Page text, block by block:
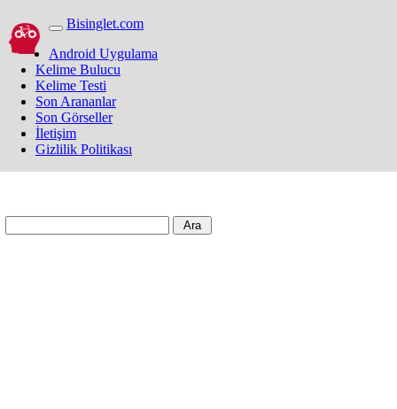
Bisinglet.com
Android Uygulama
Kelime Bulucu
Kelime Testi
Son Arananlar
Son Görseller
İletişim
Gizlilik Politikası